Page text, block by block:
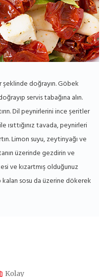
doğrayın. Göbek
servis tabağına alın.
Dil peynirlerini ince şeritler
ısıttığınız tavada, peynirleri
Limon suyu, zeytinyağı ve
üzerinde gezdirin ve
ve kızartmış olduğunuz
sosu da üzerine dökerek
Kolay